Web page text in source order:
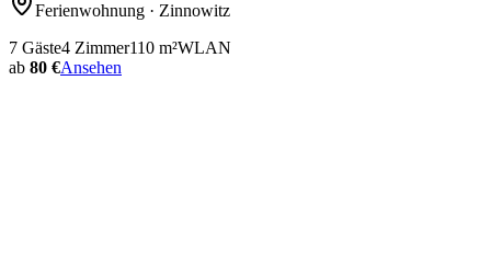
Ferienwohnung · Zinnowitz
7 Gäste4 Zimmer110 m²WLAN
ab 80 €Ansehen